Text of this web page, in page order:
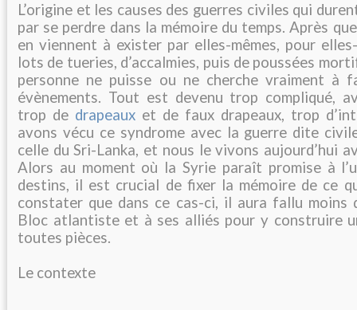
L’origine et les causes des guerres civiles qui
par se perdre dans la mémoire du temps. Après
en viennent à exister par elles-mêmes, pour
lots de tueries, d’accalmies, puis de poussées
personne ne puisse ou ne cherche vraiment à
évènements. Tout est devenu trop compliqué,
trop de drapeaux et de faux drapeaux, trop
avons vécu ce syndrome avec la guerre dite
celle du Sri-Lanka, et nous le vivons aujourd’hui
Alors au moment où la Syrie paraît promise à
destins, il est crucial de fixer la mémoire de ce
constater que dans ce cas-ci, il aura fallu moins
Bloc atlantiste et à ses alliés pour y construire
toutes pièces.
Le contexte